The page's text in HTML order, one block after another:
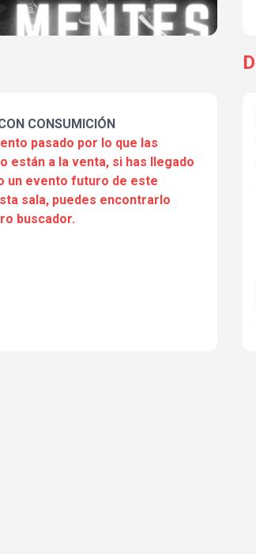
CONSUMICIÓN
pasado por lo que las
están a la venta, si has llegado
un evento futuro de este
sala, puedes encontrarlo
buscador.